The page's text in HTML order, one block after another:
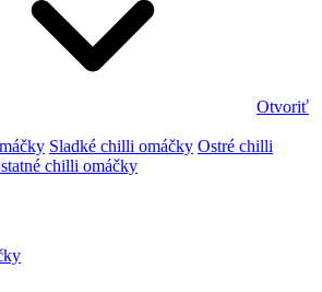
Otvoriť
Sladké chilli omáčky Ostré chilli
chilli omáčky